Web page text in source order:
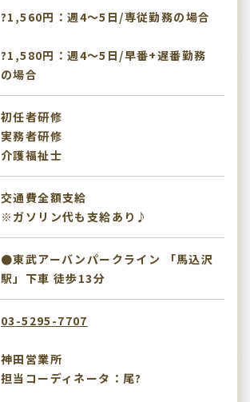
?1,560円：週4～5日/専従勤務の場合
?1,580円：週4～5日/早番+遅番勤務
の場合
初任者研修
実務者研修
介護福祉士
交通費全額支給
※ガソリン代も支給あり♪
●東武アーバンパークライン 「馬込沢
駅」下車 徒歩13分
03-5295-7707
神田営業所
担当コーディネータ：尾?